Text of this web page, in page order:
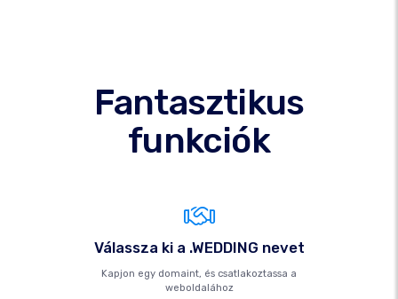
Fantasztikus
funkciók
Válassza ki a .WEDDING nevet
Kapjon egy domaint, és csatlakoztassa a
weboldalához